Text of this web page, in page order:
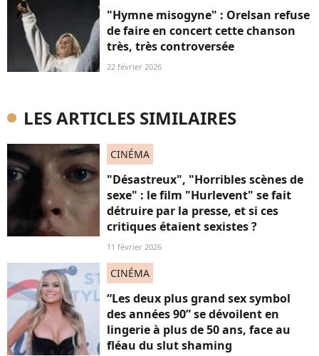
"Hymne misogyne" : Orelsan refuse
de faire en concert cette chanson
très, très controversée
22 février 2026
LES ARTICLES SIMILAIRES
CINÉMA
"Désastreux", "Horribles scènes de
sexe" : le film "Hurlevent" se fait
détruire par la presse, et si ces
critiques étaient sexistes ?
11 février 2026
CINÉMA
“Les deux plus grand sex symbol
des années 90” se dévoilent en
lingerie à plus de 50 ans, face au
fléau du slut shaming